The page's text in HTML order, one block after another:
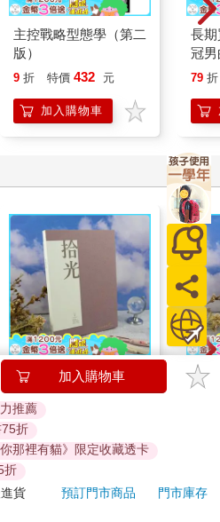
主控戰略型態學（第二
版）
9 折 特價 432 元
加入購物車
長
冠男
資課
79 折
NEW拾光V-25K橫線簡
約筆記本-暮玫
特價
加入購物車
約
加入購物車
推薦
折
那裡有貓》限定收藏透卡
折
進貨 預訂門市商品
門市庫存